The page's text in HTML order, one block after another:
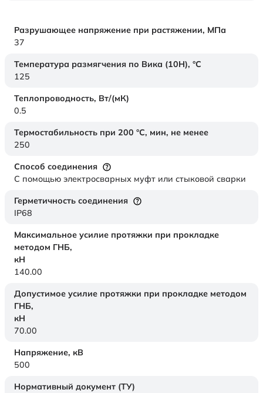
Разрушающее напряжение при растяжении, МПа
37
Температура размягчения по Вика (10Н), °C
125
Теплопроводность, Вт/(мК)
0.5
Термостабильность при 200 °С, мин, не менее
250
Способ соединения
С помощью электросварных муфт или стыковой сварки
Герметичность соединения
IP68
Максимальное усилие протяжки при прокладке
методом ГНБ,
кН
140.00
Допустимое усилие протяжки при прокладке методом
ГНБ,
кН
70.00
Напряжение, кВ
500
Нормативный документ (ТУ)